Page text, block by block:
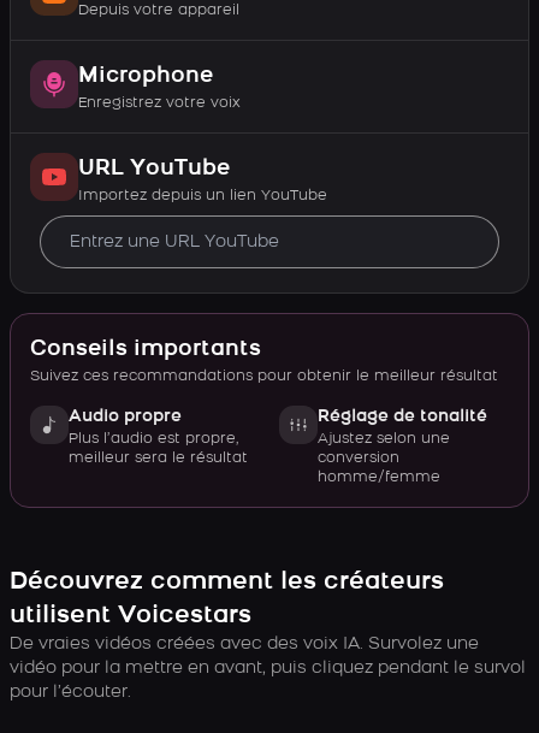
Depuis votre appareil
Microphone
Enregistrez votre voix
URL YouTube
Importez depuis un lien YouTube
Conseils importants
Suivez ces recommandations pour obtenir le meilleur résultat
Audio propre
Plus l’audio est propre,
meilleur sera le résultat
Réglage de tonalité
Ajustez selon une
conversion
homme/femme
Découvrez comment les créateurs
utilisent Voicestars
De vraies vidéos créées avec des voix IA. Survolez une
vidéo pour la mettre en avant, puis cliquez pendant le survol
pour l’écouter.